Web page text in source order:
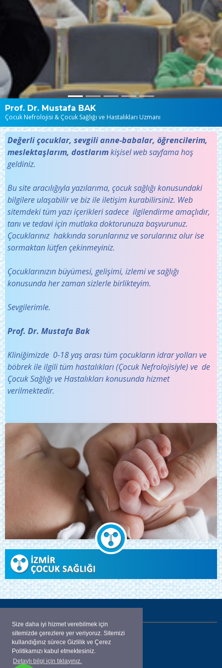
Size daha iyi hizmet verebilmek için
sitemizde çerezlere yer veriyoruz. Sitemizi
kullandığınız sürece Gizlilik ve Çerez
Politikamızı kabul etmektesiniz.
Detaylı bilgi için tıklayınız.
Prof. Dr. Mustafa BAK
Çocuk Nefrolojisi & Çocuk Sağlığı ve Hastalıkları Uzmanı
Değerli çocuklar, sevgili anne-babalar, öğrencilerim,
meslektaşlarım, dostlarımkişisel web sayfama hoş
geldiniz.
Bu site aracılığıyla yazılarıma, çocuk sağlığı konusundaki
bilgilere ulaşabilir ve biz ile iletişim kurabilirsiniz. Web
sitemdeki tüm yazı içerikleri sadece ilgilendirme amaçlıdır,
tanı ve tedavi için mutlaka doktorunuza başvurunuz.
Çocuklarınız hakkında sorunlarınız ve sorularınız olur ise
sormaktan lütfen çekinmeyiniz.
Çocuklarınızın büyümesi, gelişimi, izlemi ve sağlığı
konusunda her zaman sizlerle birlikteyim.
Sevgilerimle.
Prof. Dr. Mustafa Bak
Kliniğimizde 0-18 yaş arası tüm çocukların idrar yolları ve
böbrek ile ilgili tüm hastalıkları (Çocuk Nefrolojisiyle) ve de
Çocuk Sağlığı ve Hastalıkları konusunda hizmet
verilmektedir.
Aliçetinkaya Bulvarı Karaahmetoğlu apt.
No:52 K: 4 D:13
ALSANCAK / İZMİR